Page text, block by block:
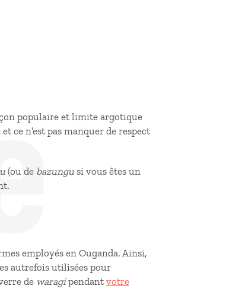
populaire et limite argotique
ce n’est pas manquer de respect
(ou de bazungu si vous êtes un
employés en Ouganda. Ainsi,
autrefois utilisées pour
de waragipendant votre